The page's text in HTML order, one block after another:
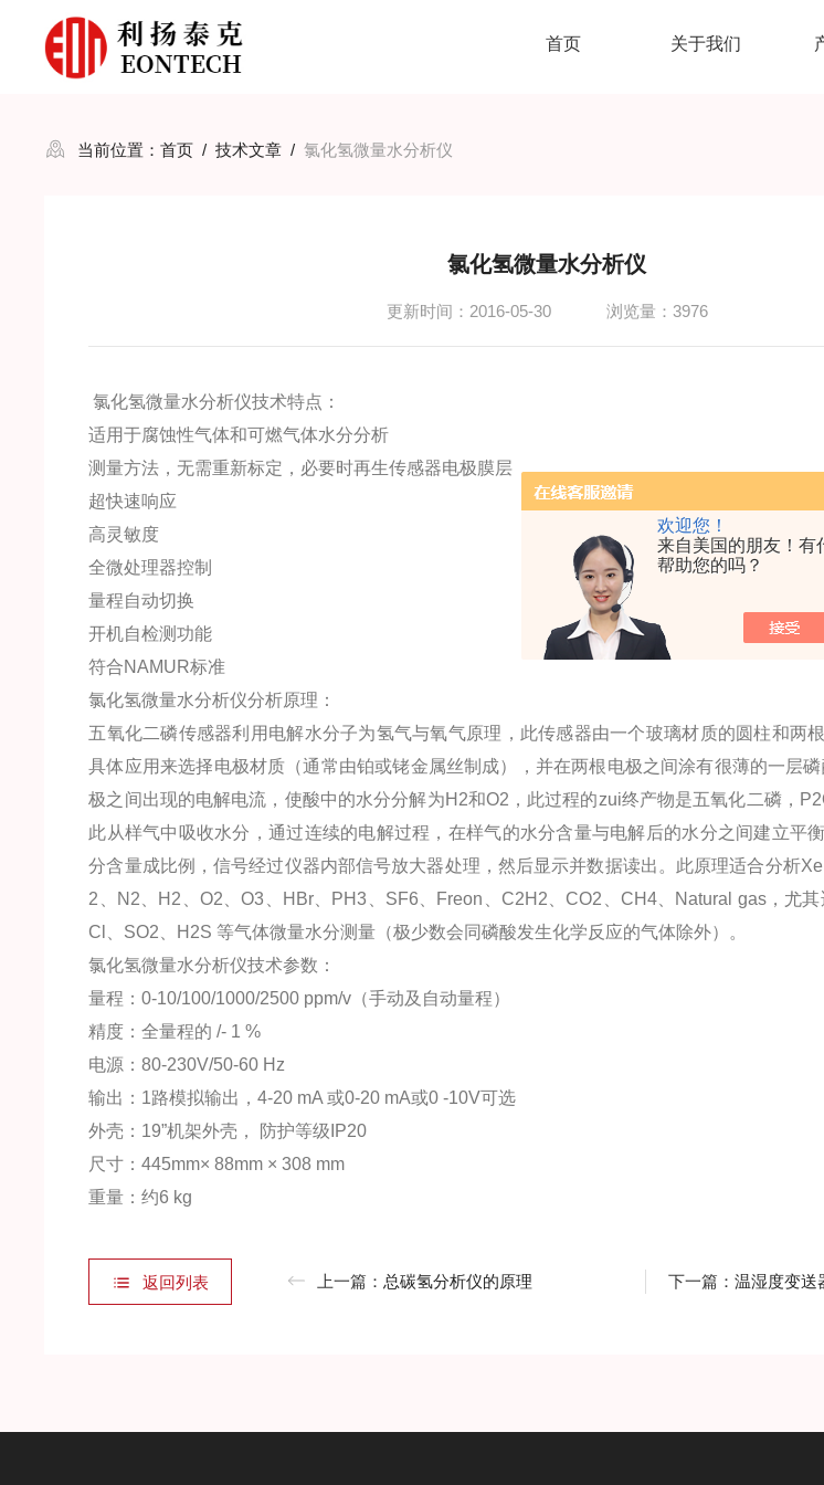
欢迎您！
来自美国的朋友！有
帮助您的吗？
首页 关于我们
当前位置：首页 /技术文章 /氯化氢微量水分析仪
氯化氢微量水分析仪
更新时间：2016-05-30 浏览量：3976
氯化氢微量水分析仪技术特点：
适用于腐蚀性气体和可燃气体水分分析
测量方法，无需重新标定，必要时再生传感器电极膜层
超快速响应
高灵敏度
全微处理器控制
量程自动切换
开机自检测功能
符合NAMUR标准
氯化氢微量水分析仪分析原理：
五氧化二磷传感器利用电解水分子为氢气与氧气原理，此传感器由一个玻璃材质的圆柱和两
具体应用来选择电极材质（通常由铂或铑金属丝制成），并在两根电极之间涂有很薄的一层
极之间出现的电解电流，使酸中的水分分解为H2和O2，此过程的zui终产物是五氧化二磷，
此从样气中吸收水分，通过连续的电解过程，在样气的水分含量与电解后的水分之间建立平
分含量成比例，信号经过仪器内部信号放大器处理，然后显示并数据读出。此原理适合分析
2、N2、H2、O2、O3、HBr、PH3、SF6、Freon、C2H2、CO2、CH4、Natural gas，尤
Cl、SO2、H2S 等气体微量水分测量（极少数会同磷酸发生化学反应的气体除外）。
氯化氢微量水分析仪技术参数：
量程：0-10/100/1000/2500 ppm/v（手动及自动量程）
精度：全量程的 /- 1 %
电源：80-230V/50-60 Hz
输出：1路模拟输出，4-20 mA 或0-20 mA或0 -10V可选
外壳：19”机架外壳， 防护等级IP20
尺寸：445mm× 88mm × 308 mm
重量：约6 kg
返回列表 上一篇： 总碳氢分析仪的原理 下一篇：温湿度变送